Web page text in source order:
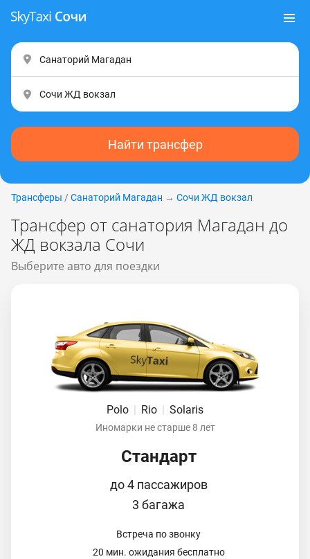
Найти трансфер
Трансферы / Санаторий Магадан → Сочи ЖД вокзал
Трансфер от санатория Магадан до
ЖД вокзала Сочи
Выберите авто для поездки
Polo | Rio | Solaris
Иномарки не старше 8 лет
Стандарт
до 4 пассажиров
3 багажа
Встреча по звонку
20 мин. ожидания бесплатно